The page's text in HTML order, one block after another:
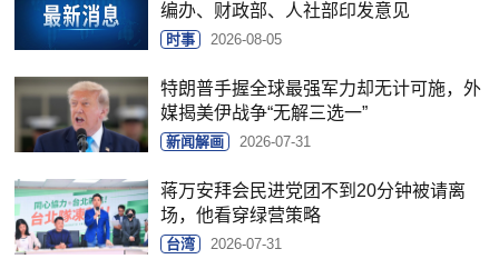
编办、财政部、人社部印发意见
时事 2026-08-05
特朗普手握全球最强军力却无计可施，外
媒揭美伊战争“无解三选一”
新闻解画 2026-07-31
蒋万安拜会民进党团不到20分钟被请离
场，他看穿绿营策略
台湾 2026-07-31